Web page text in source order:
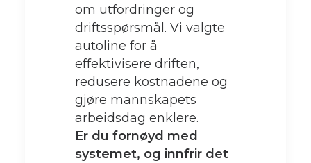
om utfordringer og
driftsspørsmål. Vi valgte
autoline for å
effektivisere driften,
redusere kostnadene og
gjøre mannskapets
arbeidsdag enklere.
Er du fornøyd med
systemet, og innfrir det